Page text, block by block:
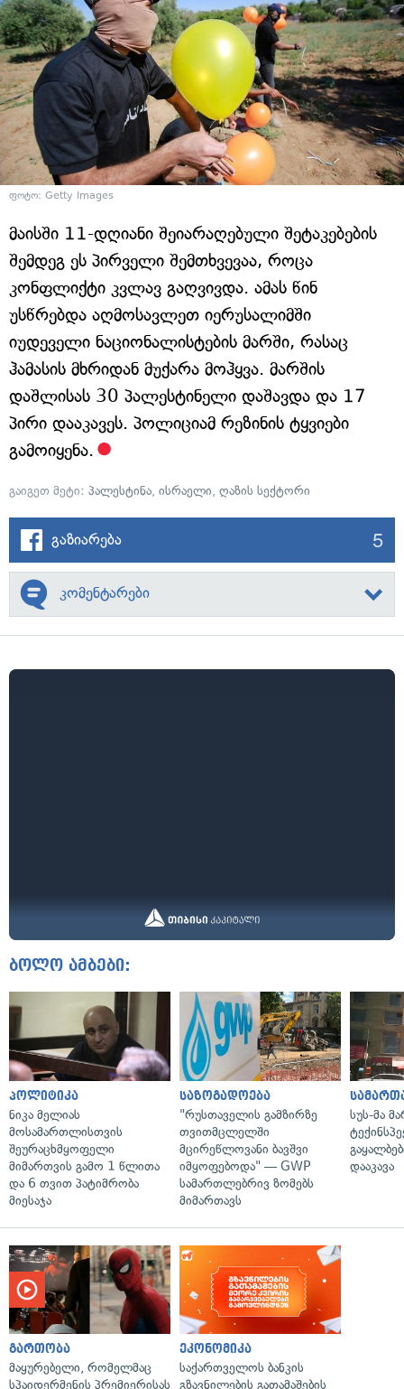
ფოტო: Getty Images
მაისში 11-დღიანი შეიარაღებული შეტაკებების
შემდეგ ეს პირველი შემთხვევაა, როცა
კონფლიქტი კვლავ გაღვივდა. ამას წინ
უსწრებდა აღმოსავლეთ იერუსალიმში
იუდეველი ნაციონალისტების მარში, რასაც
ჰამასის მხრიდან მუქარა მოჰყვა. მარშის
დაშლისას 30 პალესტინელი დაშავდა და 17
პირი დააკავეს. პოლიციამ რეზინის ტყვიები
გამოიყენა.
გაიგეთ მეტი: პალესტინა, ისრაელი, ღაზის სექტორი
გაზიარება 5
კომენტარები
ბოლო ამბები:
პოლიტიკა
ნიკა მელიას
მოსამართლისთვის
შეურაცხმყოფელი
მიმართვის გამო 1 წლითა
და 6 თვით პატიმრობა
მიესაჯა
საზოგადოება
"რუსთაველის გამზირზე
თვითმცლელში
მცირეწლოვანი ბავშვი
იმყოფებოდა" — GWP
სამართლებრივ ზომებს
მიმართავს
სუს-მა
დააკავა
გართობა
მაყურებელი, რომელმაც
სპაიდერმენის პრემიერისას
ეკონომიკა
საქართველოს ბანკის
გზავნილების გათამაშების